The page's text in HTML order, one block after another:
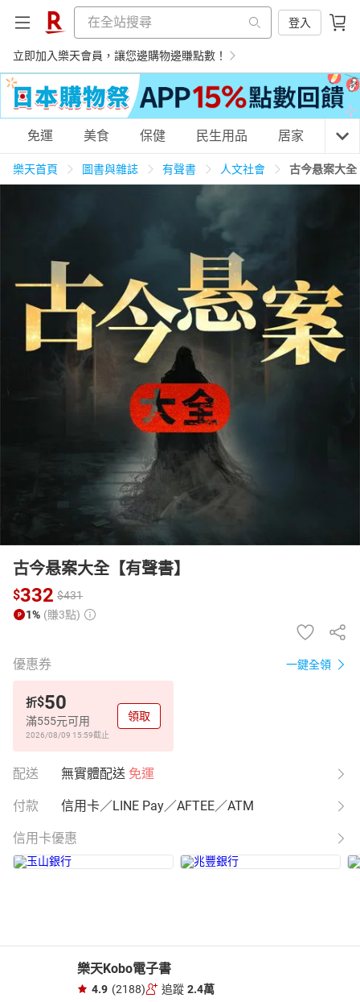
登入
立即加入樂天會員，讓您邊購物邊賺點數！
購物網分類
居家生活 3C家電 運動休閒 親子玩具
女裝 男裝 化妝保養 情趣用品
電子/紙本書
HOT
免運 美食 保健 民生用品 居家 3C
樂天首頁 圖書與雜誌 有聲書 人文社會 古今悬案大全
古今悬案大全【有聲書】
$332 $431
1% (賺3點)
優惠券 一鍵全領
折$50
滿555元可用
2026/08/09 15:59截止
領取
配送 無實體配送 免運
付款 信用卡／LINE Pay／AFTEE／ATM
信用卡優惠
樂天Kobo電子書
4.9 (2188) 追蹤 2.4萬